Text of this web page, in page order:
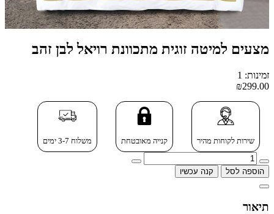
מצעים למיטה זוגית מתכוונת רויאל לבן זהב
זמינות: 1
₪299.00
שירות לקוחות מהיר קנייה מאובטחת משלוח 3-7 ימים
הוספה לסל קנה עכשיו
תיאור